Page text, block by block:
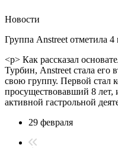
Новости
Группа Anstreet отметила
<p> Как рассказал
Турбин, Anstreet стала его
свою группу. Первой стал
просуществовавший 8 лет,
активной гастрольной
29 февраля